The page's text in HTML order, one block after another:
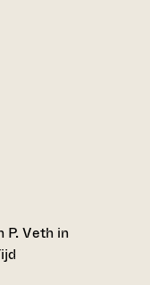
P. Veth in